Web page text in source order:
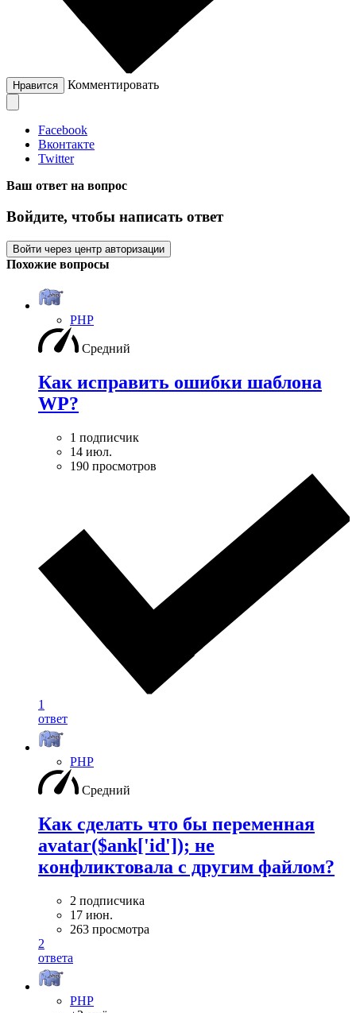
Нравится Комментировать
Facebook
Вконтакте
Twitter
Ваш ответ на вопрос
Войдите, чтобы написать ответ
Войти через центр авторизации
Похожие вопросы
PHP
Средний
Как исправить ошибки шаблона
WP?
1 подписчик
14 июл.
190 просмотров
1
ответ
PHP
Средний
Как сделать что бы переменная
avatar($ank['id']); не
конфликтовала с другим файлом?
2 подписчика
17 июн.
263 просмотра
2
ответа
PHP